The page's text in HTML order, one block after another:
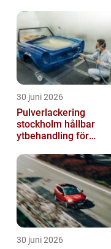
30 juni 2026
Pulverlackering
stockholm hållbar
ytbehandling för
30 juni 2026